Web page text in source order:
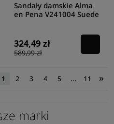
Sandały damskie Alma
en Pena V241004 Suede
324,49 zł
589,99 zł
1 2 3 4 5 ... 11 »
marki